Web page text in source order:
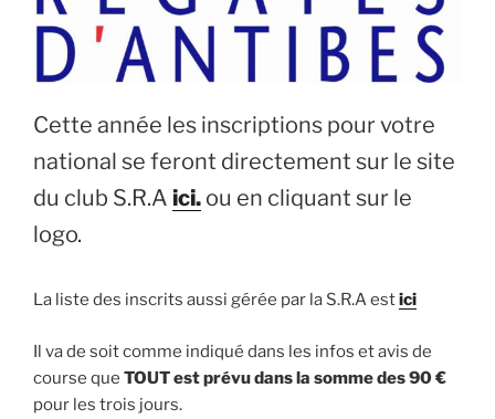
Cette année les inscriptions pour votre
national se feront directement sur le site
du club S.R.A ici. ou en cliquant sur le
logo.
La liste des inscrits aussi gérée par la S.R.A estici
Il va de soit comme indiqué dans les infos et avis de
course que TOUT est prévu dans la somme des 90 €
pour les trois jours.